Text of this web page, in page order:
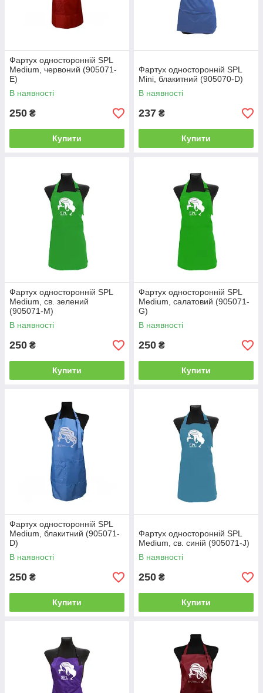
Фартух односторонній SPL
Mеdium, червоний (905071-
E)
В наявності
250 ₴
Купити
Фартух односторонній SPL
Mini, блакитний (905070-D)
В наявності
237 ₴
Купити
Фартух односторонній SPL
Mеdium, св. зелений
(905071-M)
В наявності
250 ₴
Купити
Фартух односторонній SPL
Mеdium, салатовий (905071-
G)
В наявності
250 ₴
Купити
Фартух односторонній SPL
Mеdium, блакитний (905071-
D)
В наявності
250 ₴
Купити
Фартух односторонній SPL
Mеdium, св. синій (905071-J)
В наявності
250 ₴
Купити